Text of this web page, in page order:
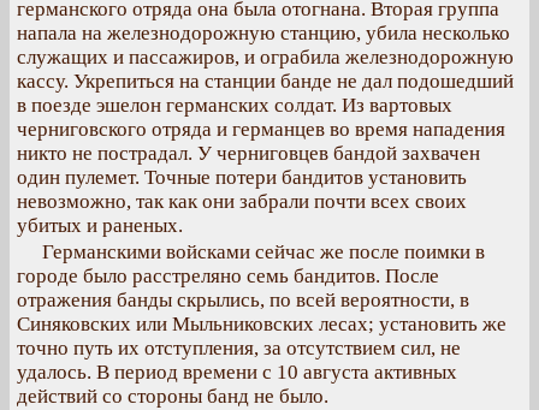
германского отряда она была отогнана. Вторая группа
напала на железнодорожную станцию, убила несколько
служащих и пассажиров, и ограбила железнодорожную
кассу. Укрепиться на станции банде не дал подошедший
в поезде эшелон германских солдат. Из вартовых
черниговского отряда и германцев во время нападения
никто не пострадал. У черниговцев бандой захвачен
один пулемет. Точные потери бандитов установить
невозможно, так как они забрали почти всех своих
убитых и раненых.
Германскими войсками сейчас же после поимки в
городе было расстреляно семь бандитов. После
отражения банды скрылись, по всей вероятности, в
Синяковских или Мыльниковских лесах; установить же
точно путь их отступления, за отсутствием сил, не
удалось. В период времени с 10 августа активных
действий со стороны банд не было.